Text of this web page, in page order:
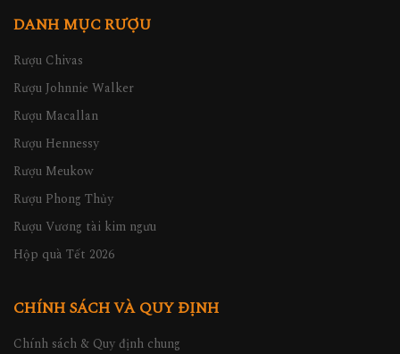
DANH MỤC RƯỢU
Rượu Chivas
Rượu Johnnie Walker
Rượu Macallan
Rượu Hennessy
Rượu Meukow
Rượu Phong Thủy
Rượu Vương tài kim ngưu
Hộp quà Tết 2026
CHÍNH SÁCH VÀ QUY ĐỊNH
Chính sách & Quy định chung